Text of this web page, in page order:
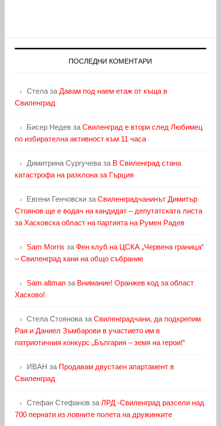
ПОСЛЕДНИ КОМЕНТАРИ
Стелаза Давам под наем етаж от къща в
Свиленград
Бисер Недевза Свиленград е втори след Любимец
по избирателна активност към 11 часа
Димитрина Сургучеваза В Свиленград стана
катастрофа на разклона за Гърция
Евгени Генчовскиза Свиленградчанинът Димитър
Стоянов ще е водач на кандидат – депутатската листа
за Хасковска област на партията на Румен Радев
Sam Morris за Фен клуб на ЦСКА „Червена граница“
– Свиленград кани на общо събрание
Sam altmanза Внимание! Оранжев код за област
Хасково!
Стела Стояноваза Свиленградчани, да подкрепим
Рая и Даниел Зъмбарови в участието им в
патриотичния конкурс „България – земя на герои!“
ИВАН за Продавам двустаен апартамент в
Свиленград
Стефан Стефановза ЛРД -Свиленград разсели над
700 пернати из ловните полета на дружинките